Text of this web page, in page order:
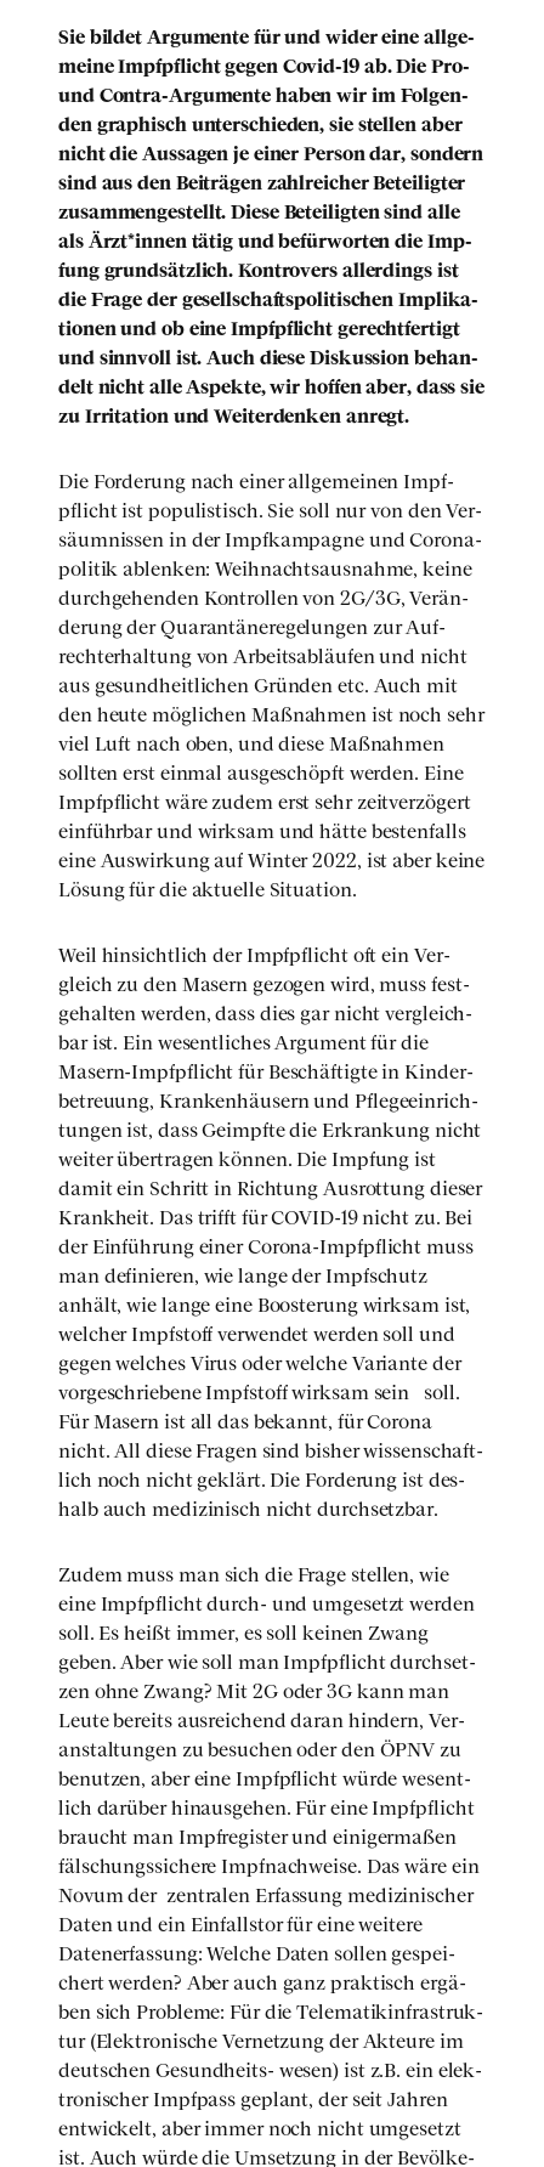
Sie bil­det Argu­men­te für und wider eine all­ge­
mei­ne Impf­pflicht gegen Covid-19 ab. Die Pro-
und Con­tra-Argu­men­te haben wir im Fol­gen­
den gra­phisch unter­schie­den, sie stel­len aber
nicht die Aus­sa­gen je einer Per­son dar, son­dern
sind aus den Bei­trä­gen zahl­rei­cher Betei­lig­ter
zusam­men­ge­stellt. Die­se Betei­lig­ten sind alle
als Ärzt*innen tätig und befür­wor­ten die Imp­
fung grund­sätz­lich. Kon­tro­vers aller­dings ist
die Fra­ge der gesell­schafts­po­li­ti­schen Impli­ka­
tio­nen und ob eine Impf­pflicht gerecht­fer­tigt
und sinn­voll ist. Auch die­se Dis­kus­si­on behan­
delt nicht alle Aspek­te, wir hof­fen aber, dass sie
zu Irri­ta­ti­on und Wei­ter­den­ken anregt.
Die For­de­rung nach einer all­ge­mei­nen Impf­
pflicht ist popu­lis­tisch. Sie soll nur von den Ver­
säum­nis­sen in der Impf­kam­pa­gne und Coro­na­
po­li­tik ablen­ken: Weih­nachts­aus­nah­me, kei­ne
durch­ge­hen­den Kon­trol­len von 2G/3G, Ver­än­
de­rung der Qua­ran­tä­ne­re­ge­lun­gen zur Auf­
recht­erhal­tung von Arbeits­ab­läu­fen und nicht
aus gesund­heit­li­chen Grün­den etc. Auch mit
den heu­te mög­li­chen Maß­nah­men ist noch sehr
viel Luft nach oben, und die­se Maß­nah­men
soll­ten erst ein­mal aus­ge­schöpft wer­den. Eine
Impf­pflicht wäre zudem erst sehr zeit­ver­zö­gert
ein­führ­bar und wirk­sam und hät­te bes­ten­falls
eine Aus­wir­kung auf Win­ter 2022, ist aber kei­ne
Lösung für die aktu­el­le Situa­ti­on.
Weil hin­sicht­lich der Impf­pflicht oft ein Ver­
gleich zu den Masern gezo­gen wird, muss fest­
ge­hal­ten wer­den, dass dies gar nicht ver­gleich­
bar ist. Ein wesent­li­ches Argu­ment für die
Masern-Impf­pflicht für Beschäf­tig­te in Kin­der­
be­treu­ung, Kran­ken­häu­sern und Pfle­ge­ein­rich­
tun­gen ist, dass Geimpf­te die Erkran­kung nicht
wei­ter über­tra­gen kön­nen. Die Imp­fung ist
damit ein Schritt in Rich­tung Aus­rot­tung die­ser
Krank­heit. Das trifft für COVID-19 nicht zu. Bei
der Ein­füh­rung einer Coro­na-Impf­pflicht muss
man defi­nie­ren, wie lan­ge der Impf­schutz
anhält, wie lan­ge eine Boos­te­rung wirk­sam ist,
wel­cher Impf­stoff ver­wen­det wer­den soll und
gegen wel­ches Virus oder wel­che Vari­an­te der
vor­ge­schrie­be­ne Impf­stoff wirk­sam sein
soll.
Für Masern ist all das bekannt, für Coro­na
nicht. All die­se Fra­gen sind bis­her wis­sen­schaft­
lich noch nicht geklärt. Die For­de­rung ist des­
halb auch medi­zi­nisch nicht durch­setz­bar.
Zudem muss man sich die Fra­ge stel­len, wie
eine Impf­pflicht durch- und umge­setzt wer­den
soll. Es heißt immer, es soll kei­nen Zwang
geben. Aber wie soll man Impf­pflicht durch­set­
zen ohne Zwang? Mit 2G oder 3G kann man
Leu­te bereits aus­rei­chend dar­an hin­dern, Ver­
an­stal­tun­gen zu besu­chen oder den ÖPNV zu
benut­zen, aber eine Impf­pflicht wür­de wesent­
lich dar­über hin­aus­ge­hen. Für eine Impf­pflicht
braucht man Impf­re­gis­ter und eini­ger­ma­ßen
fäl­schungs­si­che­re Impf­nach­wei­se. Das wäre ein
Novum der zen­tra­len Erfas­sung medi­zi­ni­scher
Daten und ein Ein­falls­tor für eine wei­te­re
Daten­er­fas­sung: Wel­che Daten sol­len gespei­
chert wer­den? Aber auch ganz prak­tisch ergä­
ben sich Pro­ble­me: Für die Tele­ma­tik­in­fra­struk­
tur (Elek­tro­ni­sche Ver­net­zung der Akteu­re im
deut­schen Gesund­heits- wesen) ist z.B. ein elek­
tro­ni­scher Impf­pass geplant, der seit Jah­ren
ent­wi­ckelt, aber immer noch nicht umge­setzt
ist. Auch wür­de die Umset­zung in der Bevöl­ke­